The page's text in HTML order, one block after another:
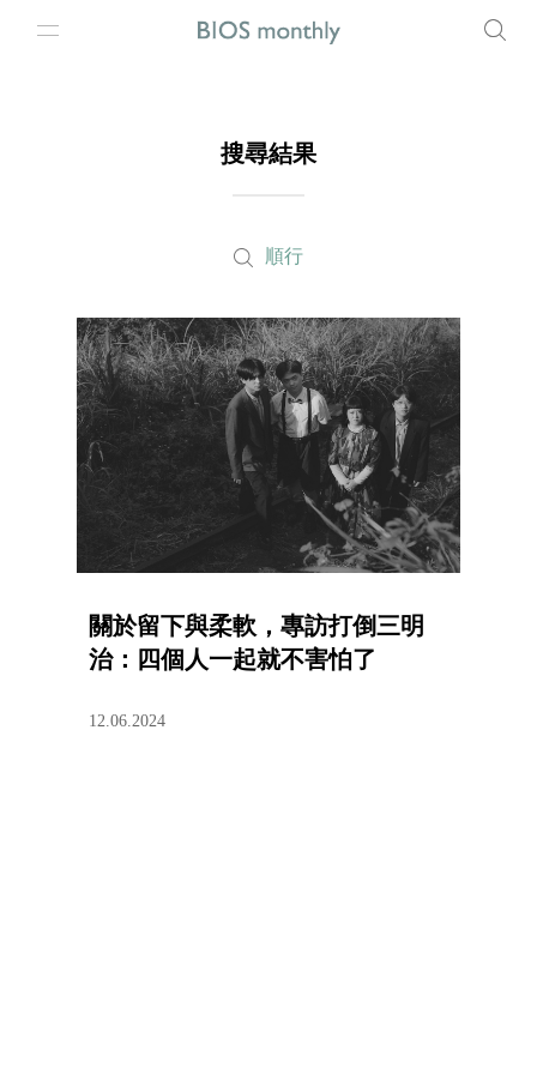
搜尋結果
順行
關於留下與柔軟，專訪打倒三明
治：四個人一起就不害怕了
12.06.2024